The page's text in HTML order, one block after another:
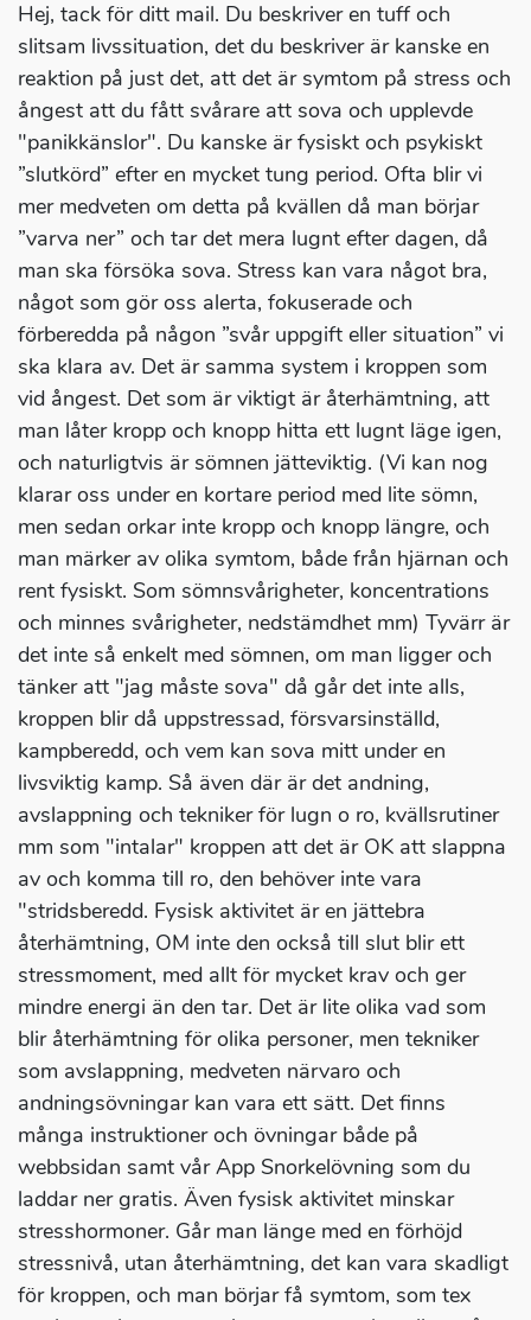
Hej, tack för ditt mail. Du beskriver en tuff och
slitsam livssituation, det du beskriver är kanske en
reaktion på just det, att det är symtom på stress och
ångest att du fått svårare att sova och upplevde
"panikkänslor". Du kanske är fysiskt och psykiskt
”slutkörd” efter en mycket tung period. Ofta blir vi
mer medveten om detta på kvällen då man börjar
”varva ner” och tar det mera lugnt efter dagen, då
man ska försöka sova. Stress kan vara något bra,
något som gör oss alerta, fokuserade och
förberedda på någon ”svår uppgift eller situation” vi
ska klara av. Det är samma system i kroppen som
vid ångest. Det som är viktigt är återhämtning, att
man låter kropp och knopp hitta ett lugnt läge igen,
och naturligtvis är sömnen jätteviktig. (Vi kan nog
klarar oss under en kortare period med lite sömn,
men sedan orkar inte kropp och knopp längre, och
man märker av olika symtom, både från hjärnan och
rent fysiskt. Som sömnsvårigheter, koncentrations
och minnes svårigheter, nedstämdhet mm) Tyvärr är
det inte så enkelt med sömnen, om man ligger och
tänker att "jag måste sova" då går det inte alls,
kroppen blir då uppstressad, försvarsinställd,
kampberedd, och vem kan sova mitt under en
livsviktig kamp. Så även där är det andning,
avslappning och tekniker för lugn o ro, kvällsrutiner
mm som "intalar" kroppen att det är OK att slappna
av och komma till ro, den behöver inte vara
"stridsberedd. Fysisk aktivitet är en jättebra
återhämtning, OM inte den också till slut blir ett
stressmoment, med allt för mycket krav och ger
mindre energi än den tar. Det är lite olika vad som
blir återhämtning för olika personer, men tekniker
som avslappning, medveten närvaro och
andningsövningar kan vara ett sätt. Det finns
många instruktioner och övningar både på
webbsidan samt vår App Snorkelövning som du
laddar ner gratis. Även fysisk aktivitet minskar
stresshormoner. Går man länge med en förhöjd
stressnivå, utan återhämtning, det kan vara skadligt
för kroppen, och man börjar få symtom, som tex